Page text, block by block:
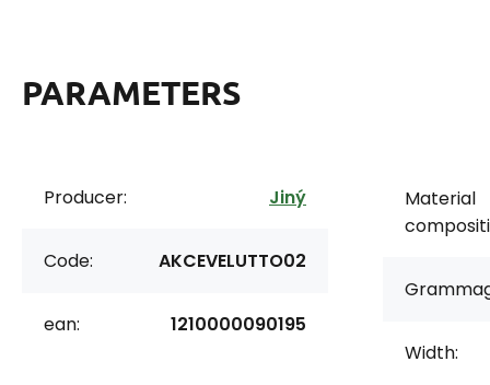
PARAMETERS
Producer: Jiný
Code: AKCEVELUTTO02
ean: 1210000090195
Material
Width: